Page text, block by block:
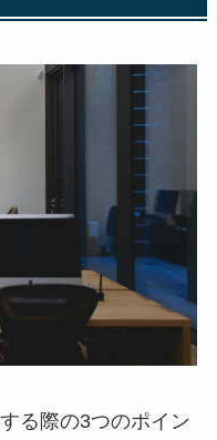
る際の3つのポイン